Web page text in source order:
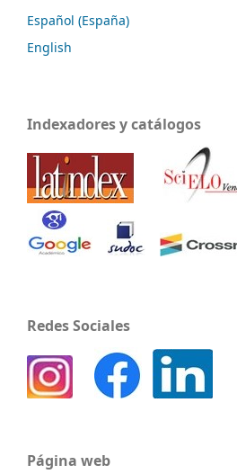
Español (España)
English
Indexadores y catálogos
Redes Sociales
Página web